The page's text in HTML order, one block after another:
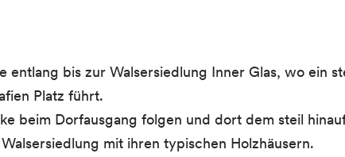
entlang bis zur Walsersiedlung Inner Glas, wo ein
Platz führt.
beim Dorfausgang folgen und dort dem steil
mit ihren typischen Holzhäusern.